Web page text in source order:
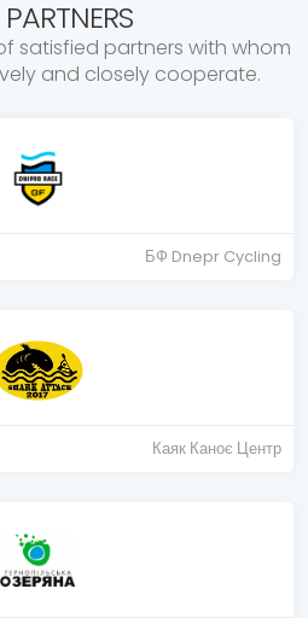
satisfied partners with whom
and closely cooperate.
БФ Dnepr Cycling
Каяк Каноє Центр